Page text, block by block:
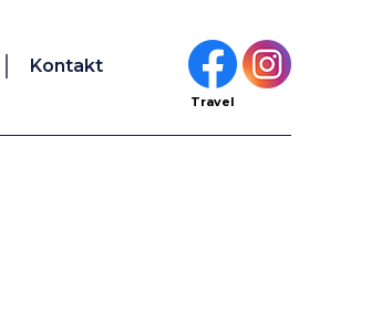
Kontakt
Travel